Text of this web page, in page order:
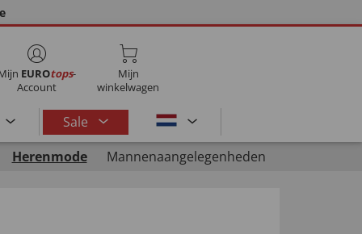
EUROtops-
Account
Mijn
winkelwagen
Sale
Herenmode Mannenaangelegenheden